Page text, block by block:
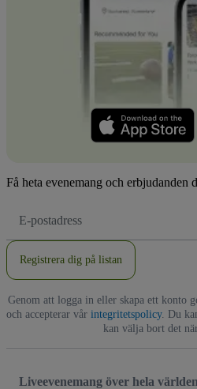
Få heta evenemang och erbjudanden
postadress
Registrera dig på listan
Genom att logga in eller skapa ett konto
och accepterar vår integritetspolicy. Du
kan välja bort det
Liveevenemang över hela världen